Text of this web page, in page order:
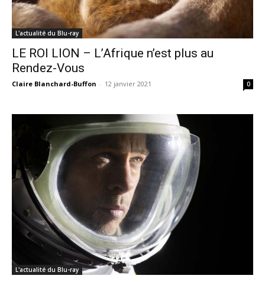
L'actualité du Blu-ray
LE ROI LION – L’Afrique n’est plus au
Rendez-Vous
Claire Blanchard-Buffon - 12 janvier 2021 0
L'actualité du Blu-ray